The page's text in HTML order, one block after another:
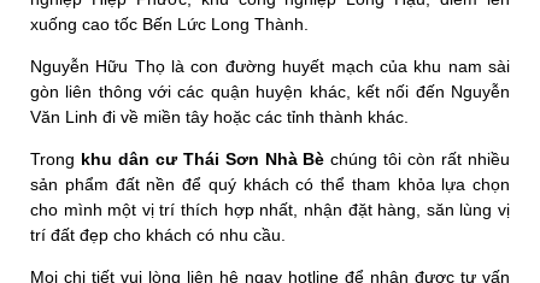
xuống cao tốc Bến Lức Long Thành.
Nguyễn Hữu Thọ là con đường huyết mạch của khu nam sài
gòn liên thông với các quận huyện khác, kết nối đến Nguyễn
Văn Linh đi về miền tây hoặc các tỉnh thành khác.
Trong khu dân cư Thái Sơn Nhà Bè chúng tôi còn rất nhiều
sản phẩm đất nền để quý khách có thể tham khỏa lựa chọn
cho mình một vị trí thích hợp nhất, nhận đặt hàng, săn lùng vị
trí đất đẹp cho khách có nhu cầu.
Mọi chi tiết vui lòng liên hệ ngay hotline để nhận được tư vấn